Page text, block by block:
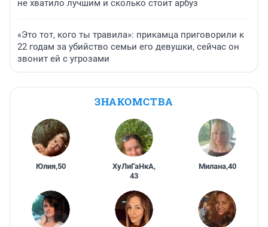
не хватило лучшим и сколько стоит арбуз
«Это тот, кого ты травила»: прикамца приговорили к
22 годам за убийство семьи его девушки, сейчас он
звонит ей с угрозами
ЗНАКОМСТВА
Юлия,50 ХуЛиГаНкА,
43
Милана,40